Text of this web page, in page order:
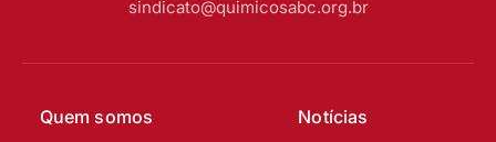
Quem somos
Notícias
sindicato@quimicosabc.org.br